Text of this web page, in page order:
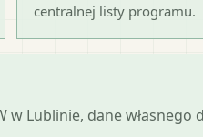
centralnej listy programu.
Lublinie, dane